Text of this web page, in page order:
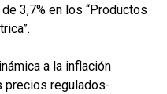
3,7% en los “Productos
a la inflación
precios regulados-